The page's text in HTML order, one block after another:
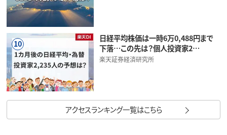
10
日経平均株価は一時6万0,488円まで
下落…この先は？個人投資家2…
楽天証券経済研究所
アクセスランキング一覧はこちら